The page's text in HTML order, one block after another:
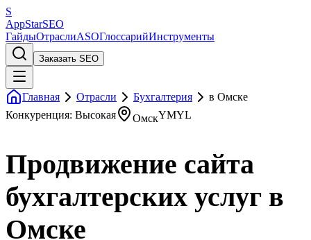
S
AppStarSEO
ГайдыОтраслиASOГлоссарийИнструменты
Заказать SEO
Главная Отрасли Бухгалтерия
в Омске
Конкуренция: Высокая
ОмскYMYL
Продвижение сайта
бухгалтерских услуг в
Омске